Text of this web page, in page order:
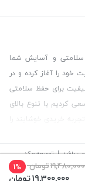
19,480,000تومان 1%
سلامتی و آسایش شما
است. فروشگاه بالیشما از سال 99 فعالیت خود را آغاز کرده و در
برای حفظ سلامتی
کردیم با تنوع بالای
خریدی خوشایند را
باشد. | توسعه و کد